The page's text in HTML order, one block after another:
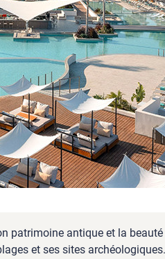
patrimoine antique et la
et ses sites archéologiques.